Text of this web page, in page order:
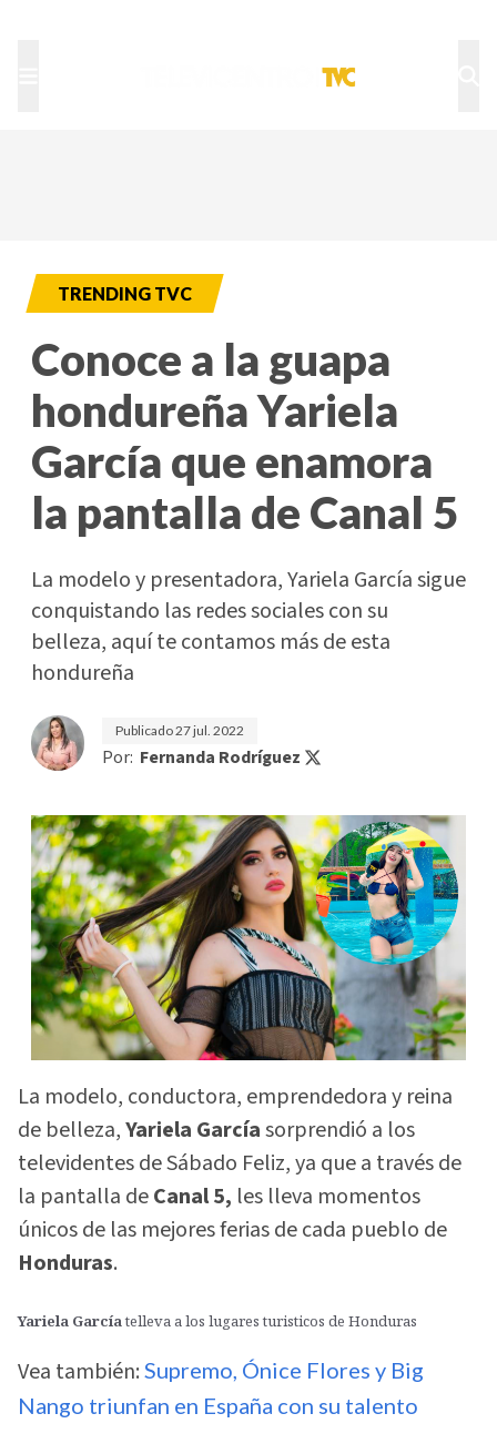
TRENDING TVC
Conoce a la guapa
hondureña Yariela
García que enamora
la pantalla de Canal 5
La modelo y presentadora, Yariela García sigue
conquistando las redes sociales con su
belleza, aquí te contamos más de esta
hondureña
Publicado27 jul. 2022
Por: Fernanda Rodríguez
La modelo, conductora, emprendedora y reina
de belleza,Yariela Garcíasorprendió a los
televidentes de Sábado Feliz, ya que a través de
la pantalla deCanal 5, les lleva momentos
únicos de las mejores ferias de cada pueblo de
Honduras.
Yariela Garcíatelleva a los lugares turisticos de Honduras
Vea también: Supremo, Ónice Flores y Big
Nango triunfan en España con su talento